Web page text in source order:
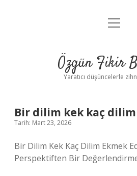
Anasayfa
Yasal Uyarı
menüyü
Özgün Fikir
Yaratıcı düşüncelerle
Bir dilim kek kaç
Tarih: Mart 23, 2026
Bir Dilim Kek Kaç Dilim Ekmek
Perspektiften Bir